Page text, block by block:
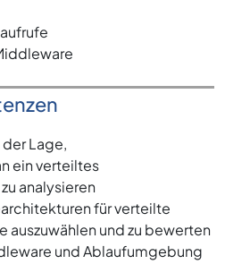
Lage,
ein verteiltes
analysieren
für verteilte
auszuwählen und zu bewerten
und Ablaufumgebung